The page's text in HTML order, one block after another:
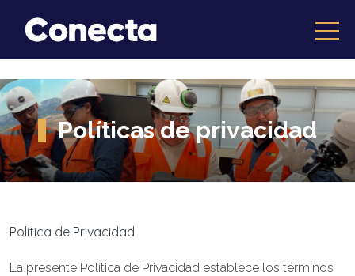
Políticas de privacidad
Política de Privacidad
La presente Política de Privacidad establece los términos